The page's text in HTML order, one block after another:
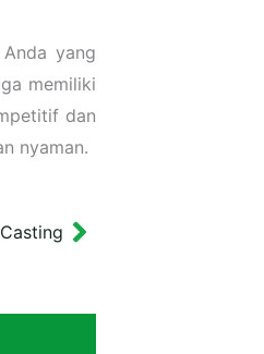
yang
memiliki
dan
nyaman.
Next